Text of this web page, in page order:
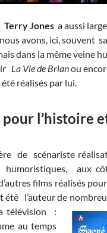
Terry Jones a aussi
avons, ici, souvent
dans la même veine
La Vie de Brianou
réalisés par lui.
pour l’histoire
de scénariste
aux
films réalisés
été l’auteur de
:
au temps